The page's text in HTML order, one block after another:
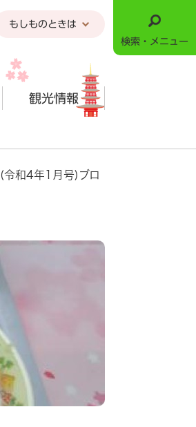
もしものときは
観光情報
検索・メニュー
(令和4年1月号)ブロ